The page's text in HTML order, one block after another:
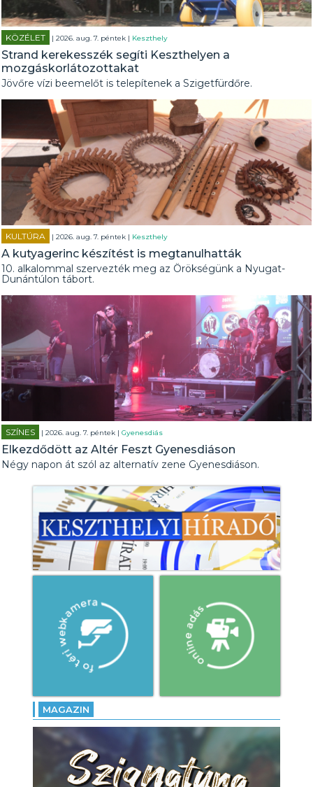
KÖZÉLET | 2026. aug. 7. péntek | Keszthely
Strand kerekesszék segíti Keszthelyen a
mozgáskorlátozottakat
Jövőre vízi beemelőt is telepítenek a Szigetfürdőre.
KULTÚRA | 2026. aug. 7. péntek | Keszthely
A kutyagerinc készítést is megtanulhatták
10. alkalommal szervezték meg az Örökségünk a Nyugat-
Dunántúlon tábort.
SZÍNES | 2026. aug. 7. péntek |Gyenesdiás
Elkezdődött az Altér Feszt Gyenesdiáson
Négy napon át szól az alternatív zene Gyenesdiáson.
MAGAZIN